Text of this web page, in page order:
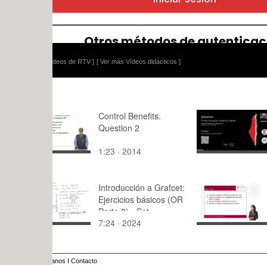
[ Ver más Vídeos didácticos ]
Control Benefits.
Question 2
1:23 · 2014
Panel 1.
de
y
156:41 ·
Introducción a Grafcet:
Ejercicios básicos (OR
Parte 2) - Set
Prioritario 2
7:24 · 2024
Concepto
Elasticidad
7:36 · 2011